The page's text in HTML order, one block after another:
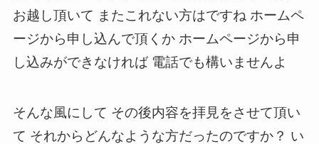
お越し頂いて またこれない方はですね ホームペ
ージから申し込んで頂くか ホームページから申
し込みができなければ 電話でも構いませんよ
そんな風にして その後内容を拝見をさせて頂い
て それからどんなような方だったのですか？ い